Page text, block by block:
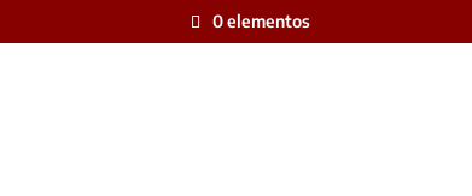
0 elementos